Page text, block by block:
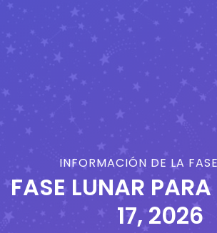
INFORMACIÓN DE LA
FASE LUNAR PARA
17, 2026